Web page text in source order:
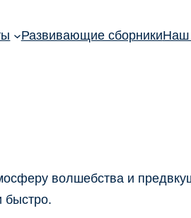
Развивающие сборникиНаш
волшебства и
быстро.